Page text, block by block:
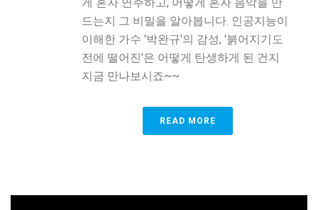
드는지 그 비밀을 알아봅니다. 인공지능이
이해한 가수 '박완규'의 감성, '붉어지기도
전에 떨어진'은 어떻게 탄생하게 된 건지
지금 만나보시죠~~
READ MORE